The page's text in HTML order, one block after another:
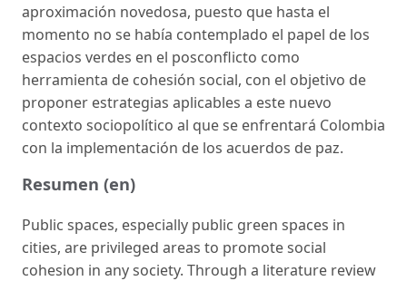
aproximación novedosa, puesto que hasta el
momento no se había contemplado el papel de los
espacios verdes en el posconflicto como
herramienta de cohesión social, con el objetivo de
proponer estrategias aplicables a este nuevo
contexto sociopolítico al que se enfrentará Colombia
con la implementación de los acuerdos de paz.
Resumen (en)
Public spaces, especially public green spaces in
cities, are privileged areas to promote social
cohesion in any society. Through a literature review